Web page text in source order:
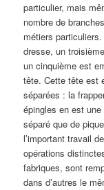
particulier, mais
nombre de
métiers
dresse, un
un cinquième est
tête. Cette tête est
séparées : la
épingles en est
séparé que de
l’important travail
opérations
fabriques, sont
dans d’autres le